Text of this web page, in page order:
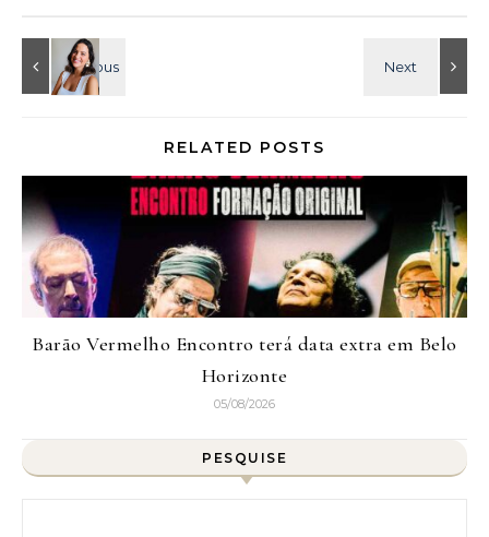
RELATED POSTS
Barão Vermelho Encontro terá data extra em Belo
Horizonte
05/08/2026
PESQUISE